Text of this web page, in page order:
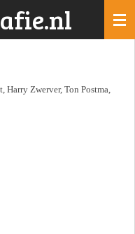
Harry Zwerver, Ton Postma,